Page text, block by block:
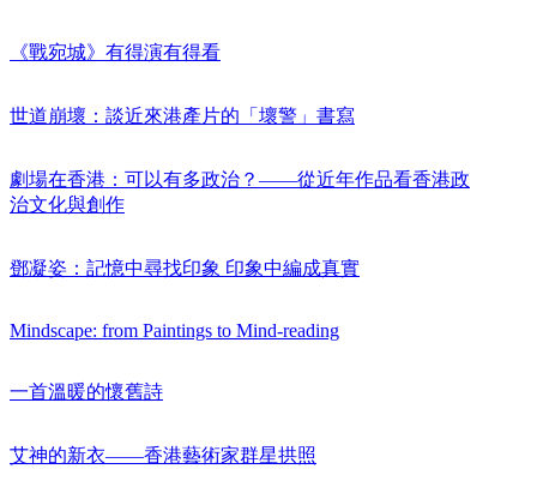
《戰宛城》有得演有得看
世道崩壞：談近來港產片的「壞警」書寫
劇場在香港：可以有多政治？——從近年作品看香港政
治文化與創作
鄧凝姿：記憶中尋找印象 印象中編成真實
Mindscape: from Paintings to Mind-reading
一首溫暖的懷舊詩
艾神的新衣——香港藝術家群星拱照